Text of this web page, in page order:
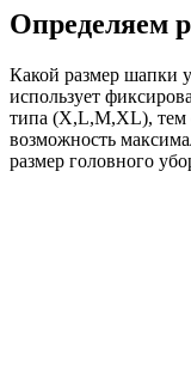
Определяем
Какой размер шапки
использует
типа (X,L,M,XL), тем
возможность
размер головного